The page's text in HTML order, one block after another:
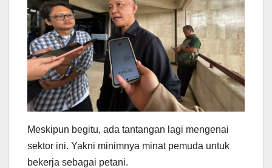
Meskipun begitu, ada tantangan lagi mengenai
sektor ini. Yakni minimnya minat pemuda untuk
bekerja sebagai petani.